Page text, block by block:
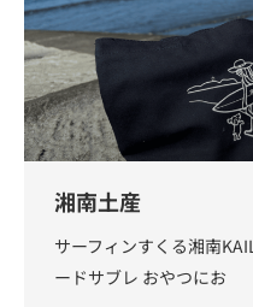
湘南土産
サーフィンすくる湘南
ードサブレ おやつにお